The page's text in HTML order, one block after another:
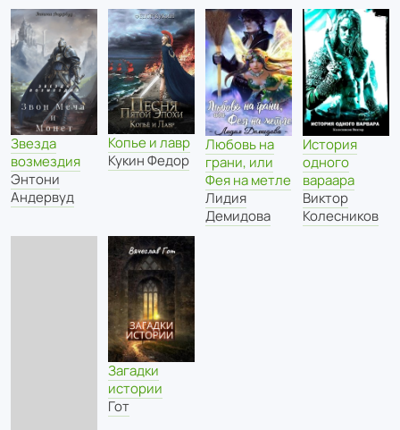
Звезда
возмездия
Энтони
Андервуд
Копье и лавр
Кукин Федор
Любовь на
грани, или
Фея на метле
Лидия
Демидова
История
одного
вараара
Виктор
Колесников
Загадки
истории
Гот